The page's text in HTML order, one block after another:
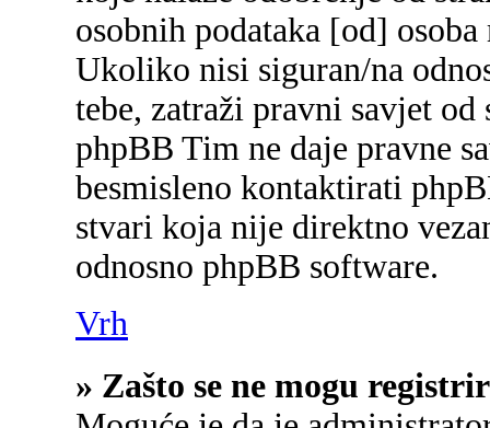
osobnih podataka [od]
Ukoliko nisi siguran/na
tebe, zatraži pravni savjet od
phpBB Tim ne daje pravne
besmisleno kontaktirati
stvari koja nije direktno
odnosno phpBB software.
Vrh
» Zašto se ne mogu